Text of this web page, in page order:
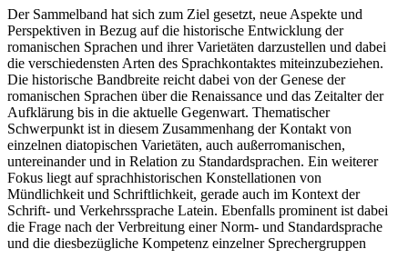
Der Sammelband hat sich zum Ziel gesetzt, neue Aspekte und
Perspektiven in Bezug auf die historische Entwicklung der
romanischen Sprachen und ihrer Varietäten darzustellen und dabei
die verschiedensten Arten des Sprachkontaktes miteinzubeziehen.
Die historische Bandbreite reicht dabei von der Genese der
romanischen Sprachen über die Renaissance und das Zeitalter der
Aufklärung bis in die aktuelle Gegenwart. Thematischer
Schwerpunkt ist in diesem Zusammenhang der Kontakt von
einzelnen diatopischen Varietäten, auch außerromanischen,
untereinander und in Relation zu Standardsprachen. Ein weiterer
Fokus liegt auf sprachhistorischen Konstellationen von
Mündlichkeit und Schriftlichkeit, gerade auch im Kontext der
Schrift- und Verkehrssprache Latein. Ebenfalls prominent ist dabei
die Frage nach der Verbreitung einer Norm- und Standardsprache
und die diesbezügliche Kompetenz einzelner Sprechergruppen